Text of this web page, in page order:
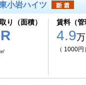
小岩ハイツ
り（面積） 賃料（管
4.9
（ 1000円）